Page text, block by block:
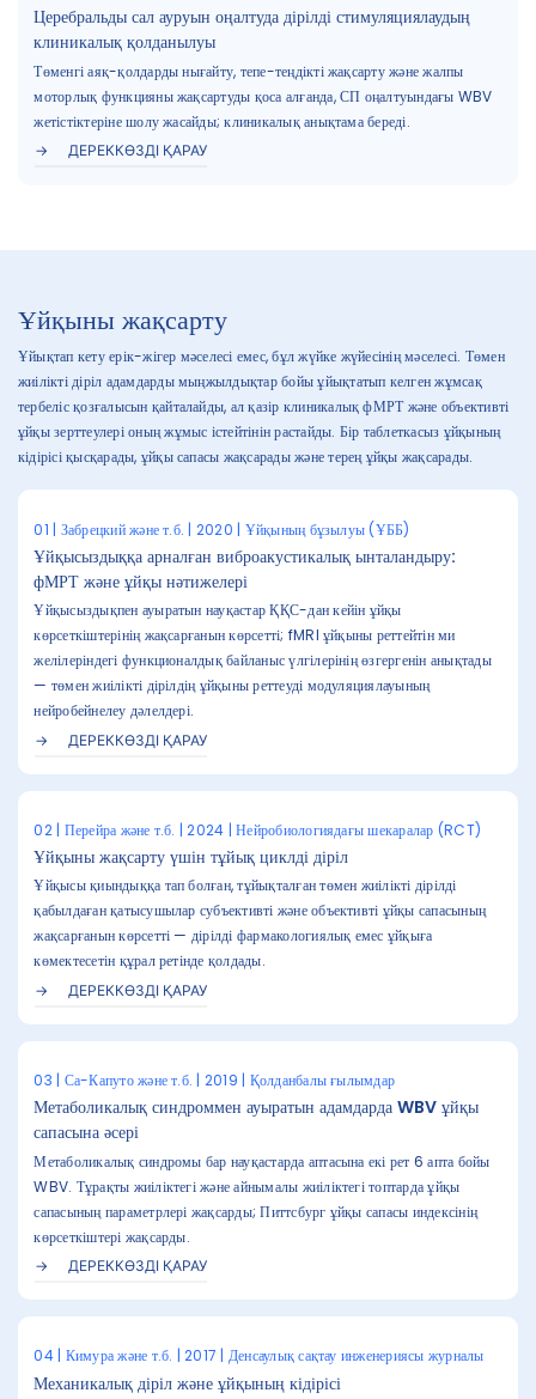
Церебральды сал ауруын оңалтуда дірілді стимуляциялаудың
клиникалық қолданылуы
Төменгі аяқ-қолдарды нығайту, тепе-теңдікті жақсарту және жалпы
моторлық функцияны жақсартуды қоса алғанда, СП оңалтуындағы WBV
жетістіктеріне шолу жасайды; клиникалық анықтама береді.
ДЕРЕККӨЗДІ ҚАРАУ
Ұйқыны жақсарту
Ұйықтап кету ерік-жігер мәселесі емес, бұл жүйке жүйесінің мәселесі. Төмен
жиілікті діріл адамдарды мыңжылдықтар бойы ұйықтатып келген жұмсақ
тербеліс қозғалысын қайталайды, ал қазір клиникалық фМРТ және объективті
ұйқы зерттеулері оның жұмыс істейтінін растайды. Бір таблеткасыз ұйқының
кідірісі қысқарады, ұйқы сапасы жақсарады және терең ұйқы жақсарады.
01 | Забрецкий және т.б. | 2020 | Ұйқының бұзылуы (ҰББ)
Ұйқысыздыққа арналған виброакустикалық ынталандыру:
фМРТ және ұйқы нәтижелері
Ұйқысыздықпен ауыратын науқастар ҚҚС-дан кейін ұйқы
көрсеткіштерінің жақсарғанын көрсетті; fMRI ұйқыны реттейтін ми
желілеріндегі функционалдық байланыс үлгілерінің өзгергенін анықтады
— төмен жиілікті дірілдің ұйқыны реттеуді модуляциялауының
нейробейнелеу дәлелдері.
ДЕРЕККӨЗДІ ҚАРАУ
02 | Перейра және т.б. | 2024 | Нейробиологиядағы шекаралар (RCT)
Ұйқыны жақсарту үшін тұйық циклді діріл
Ұйқысы қиындыққа тап болған, тұйықталған төмен жиілікті дірілді
қабылдаған қатысушылар субъективті және объективті ұйқы сапасының
жақсарғанын көрсетті — дірілді фармакологиялық емес ұйқыға
көмектесетін құрал ретінде қолдады.
ДЕРЕККӨЗДІ ҚАРАУ
03 | Са-Капуто және т.б. | 2019 | Қолданбалы ғылымдар
Метаболикалық синдроммен ауыратын адамдарда WBV ұйқы
сапасына әсері
Метаболикалық синдромы бар науқастарда аптасына екі рет 6 апта бойы
WBV. Тұрақты жиіліктегі және айнымалы жиіліктегі топтарда ұйқы
сапасының параметрлері жақсарды; Питтсбург ұйқы сапасы индексінің
көрсеткіштері жақсарды.
ДЕРЕККӨЗДІ ҚАРАУ
04 | Кимура және т.б. | 2017 | Денсаулық сақтау инженериясы журналы
Механикалық діріл және ұйқының кідірісі